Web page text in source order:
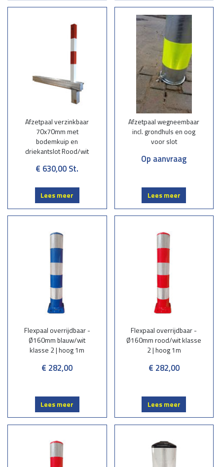
Afzetpaal verzinkbaar
70x70mm met
bodemkuip en
driekantslot Rood/wit
€ 630,00 St.
Lees meer
Afzetpaal wegneembaar
incl. grondhuls en oog
voor slot
Op aanvraag
Lees meer
Flexpaal overrijdbaar -
Ø160mm blauw/wit
klasse 2 | hoog 1m
€ 282,00
Lees meer
Flexpaal overrijdbaar -
Ø160mm rood/wit klasse
2 | hoog 1m
€ 282,00
Lees meer